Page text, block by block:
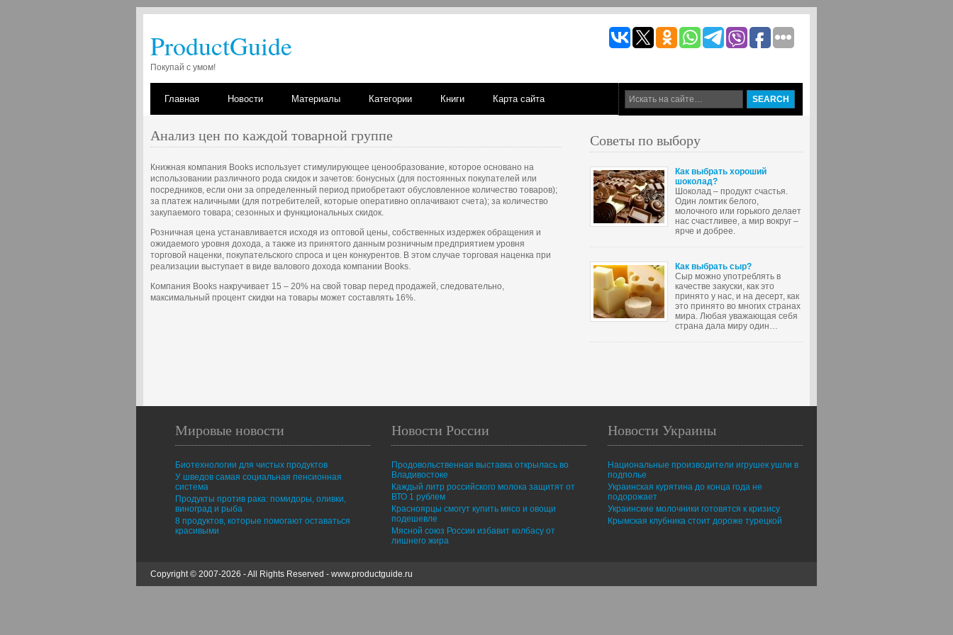
ProductGuide
Покупай с умом!
Главная Новости Материалы Категории Книги Карта сайта
Анализ цен по каждой товарной группе
Книжная компания Books использует стимулирующее ценообразование, которое основано на
использовании различного рода скидок и зачетов: бонусных (для постоянных покупателей или
посредников, если они за определенный период приобретают обусловленное количество товаров);
за платеж наличными (для потребителей, которые оперативно оплачивают счета); за количество
закупаемого товара; сезонных и функциональных скидок.
Розничная цена устанавливается исходя из оптовой цены, собственных издержек обращения и
ожидаемого уровня дохода, а также из принятого данным розничным предприятием уровня
торговой наценки, покупательского спроса и цен конкурентов. В этом случае торговая наценка при
реализации выступает в виде валового дохода компании Books.
Компания Books накручивает 15 – 20% на свой товар перед продажей, следовательно,
максимальный процент скидки на товары может составлять 16%.
Советы по выбору
Как выбрать хороший
шоколад?
Шоколад – продукт счастья.
Один ломтик белого,
молочного или горького делает
нас счастливее, а мир вокруг –
ярче и добрее.
Как выбрать сыр?
Сыр можно употреблять в
качестве закуски, как это
принято у нас, и на десерт, как
это принято во многих странах
мира. Любая уважающая себя
страна дала миру один…
Новости Украины
Национальные производители игрушек ушли в
подполье
Украинская курятина до конца года не
подорожает
Украинские молочники готовятся к кризису
Крымская клубника стоит дороже турецкой
Новости России
Продовольственная выставка открылась во
Владивостоке
Каждый литр российского молока защитят от
ВТО 1 рублем
Красноярцы смогут купить мясо и овощи
подешевле
Мясной союз России избавит колбасу от
лишнего жира
Мировые новости
Биотехнологии для чистых продуктов
У шведов самая социальная пенсионная
система
Продукты против рака: помидоры, оливки,
виноград и рыба
8 продуктов, которые помогают оставаться
красивыми
Copyright © 2007-2026 - All Rights Reserved - www.productguide.ru